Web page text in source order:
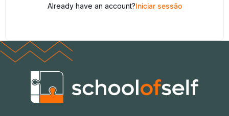
Already have an account?Iniciar sessão